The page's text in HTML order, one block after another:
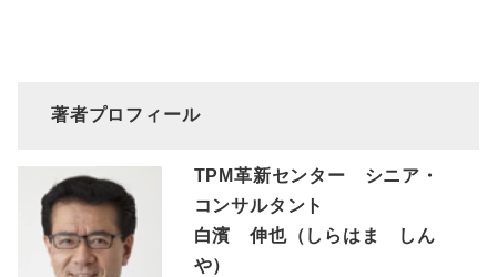
著者プロフィール
TPM革新センター シニア・
コンサルタント
白濱 伸也（しらはま しん
や）